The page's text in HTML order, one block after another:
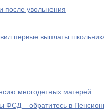
после увольнения
первые выплаты
многодетных матерей
ФСД – обратитесь в